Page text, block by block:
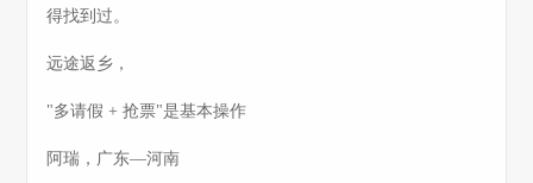
得找到过。
远途返乡，
"多请假 + 抢票"是基本操作
阿瑞，广东—河南